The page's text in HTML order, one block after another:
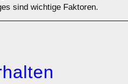
sind wichtige Faktoren.